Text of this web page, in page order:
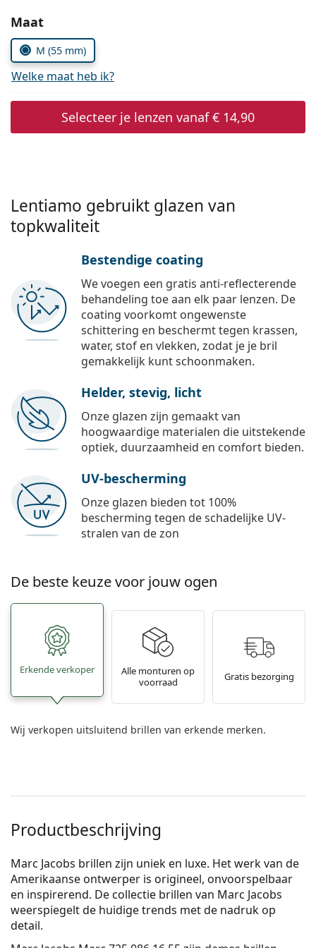
Prada
Alle merken
Kies parameters:
Maat
M (55 mm)
Welke maat heb ik?
Selecteer je lenzen vanaf€ 14,90
Lentiamo gebruikt glazen van
topkwaliteit
Bestendige coating
We voegen een gratis anti-reflecterende
behandeling toe aan elk paar lenzen. De
coating voorkomt ongewenste
schittering en beschermt tegen krassen,
water, stof en vlekken, zodat je je bril
gemakkelijk kunt schoonmaken.
Helder, stevig, licht
Onze glazen zijn gemaakt van
hoogwaardige materialen die uitstekende
optiek, duurzaamheid en comfort bieden.
UV-bescherming
Onze glazen bieden tot 100%
bescherming tegen de schadelijke UV-
stralen van de zon
De beste keuze voor jouw ogen
Erkende verkoper
Alle monturen op
voorraad
Gratis bezorging
Wij verkopen uitsluitend brillen van erkende merken.
Productbeschrijving
Marc Jacobs brillen zijn uniek en luxe. Het werk van de
Amerikaanse ontwerper is origineel, onvoorspelbaar
en inspirerend. De collectie brillen van Marc Jacobs
weerspiegelt de huidige trends met de nadruk op
detail.